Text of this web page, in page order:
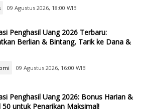
09 Agustus 2026, 18:00 WIB
Penghasil Uang 2026 Terbaru:
Berlian & Bintang, Tarik ke Dana &
09 Agustus 2026, 16:00 WIB
Penghasil Uang 2026: Bonus Harian &
50 untuk Penarikan Maksimal!